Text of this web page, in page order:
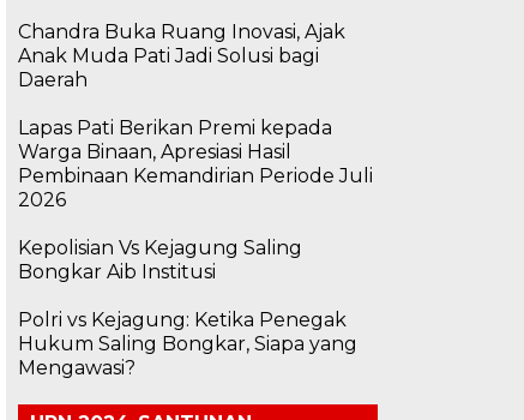
Chandra Buka Ruang Inovasi, Ajak
Anak Muda Pati Jadi Solusi bagi
Daerah
Lapas Pati Berikan Premi kepada
Warga Binaan, Apresiasi Hasil
Pembinaan Kemandirian Periode Juli
2026
Kepolisian Vs Kejagung Saling
Bongkar Aib Institusi
Polri vs Kejagung: Ketika Penegak
Hukum Saling Bongkar, Siapa yang
Mengawasi?